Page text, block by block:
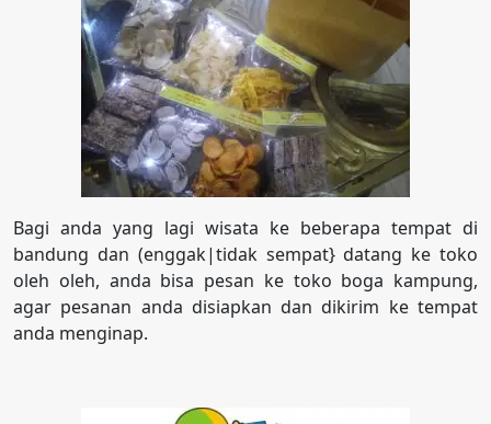
Bagi anda yang lagi wisata ke beberapa tempat di
bandung dan (enggak|tidak sempat} datang ke toko
oleh oleh, anda bisa pesan ke toko boga kampung,
agar pesanan anda disiapkan dan dikirim ke tempat
anda menginap.